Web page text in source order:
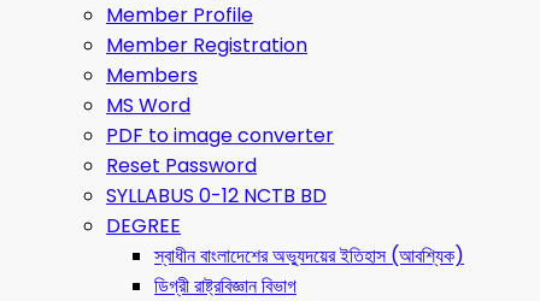
Member Profile
Member Registration
Members
MS Word
PDF to image converter
Reset Password
SYLLABUS 0-12 NCTB BD
DEGREE
স্বাধীন বাংলাদেশের অভ্যুদয়ের ইতিহাস (আবশ্যিক)
ডিগ্রী রাষ্ট্রবিজ্ঞান বিভাগ